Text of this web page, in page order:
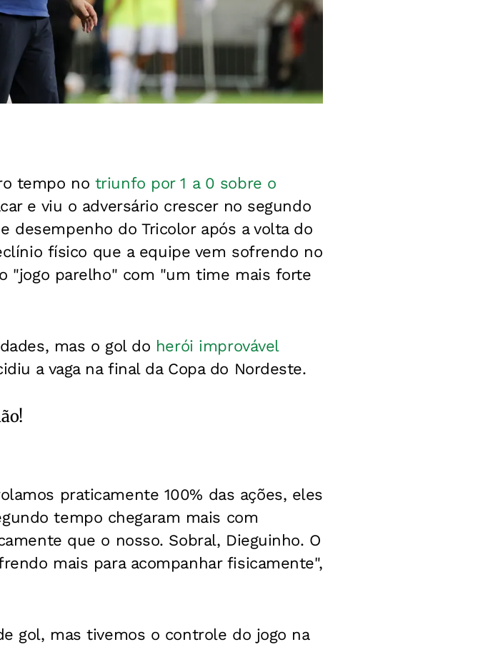
tempo no triunfo por 1 a 0 sobre o
e viu o adversário crescer no segundo
desempenho do Tricolor após a volta do
físico que a equipe vem sofrendo no
"jogo parelho" com "um time mais forte
mas o gol do herói improvável
a vaga na final da Copa do Nordeste.
praticamente 100% das ações, eles
tempo chegaram mais com
que o nosso. Sobral, Dieguinho. O
mais para acompanhar fisicamente",
gol, mas tivemos o controle do jogo na